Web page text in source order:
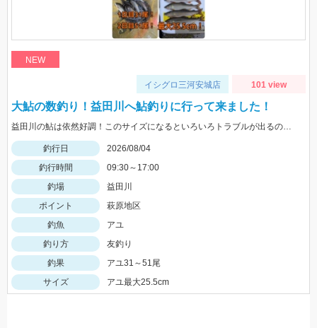
NEW
イシグロ三河安城店 101 view
大鮎の数釣り！益田川へ鮎釣りに行って来ました！
益田川の鮎は依然好調！このサイズになるといろいろトラブルが出るので仕掛けは太めがおすすめです！針は7.5号～８号！三河安城店岩崎釣行
釣行日
2026/08/04
釣行時間
09:30～17:00
釣場
益田川
ポイント
萩原地区
釣魚
アユ
釣り方
友釣り
釣果
アユ31～51尾
サイズ
アユ最大25.5cm